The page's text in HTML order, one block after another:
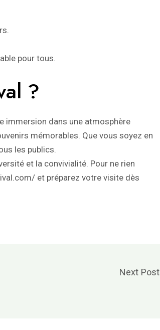
pour tous.
?
immersion dans une atmosphère
mémorables. Que vous soyez en
les publics.
et la convivialité. Pour ne rien
et préparez votre visite dès
Next Post